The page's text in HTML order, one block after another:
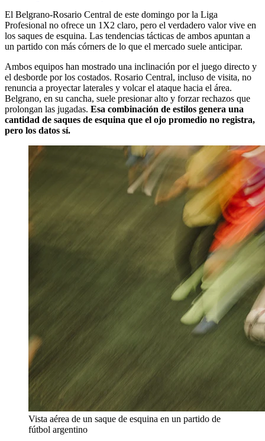
El Belgrano-Rosario Central de este domingo por la Liga
Profesional no ofrece un 1X2 claro, pero el verdadero valor vive en
los saques de esquina. Las tendencias tácticas de ambos apuntan a
un partido con más córners de lo que el mercado suele anticipar.
Ambos equipos han mostrado una inclinación por el juego directo y
el desborde por los costados. Rosario Central, incluso de visita, no
renuncia a proyectar laterales y volcar el ataque hacia el área.
Belgrano, en su cancha, suele presionar alto y forzar rechazos que
prolongan las jugadas. Esa combinación de estilos genera una
cantidad de saques de esquina que el ojo promedio no registra,
pero los datos sí.
Vista aérea de un saque de esquina en un partido de
fútbol argentino